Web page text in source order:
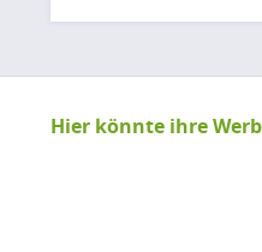
Hier könnte ihre